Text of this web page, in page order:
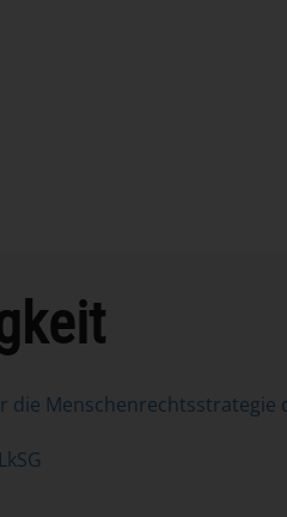
Menschenrechtsstrategie